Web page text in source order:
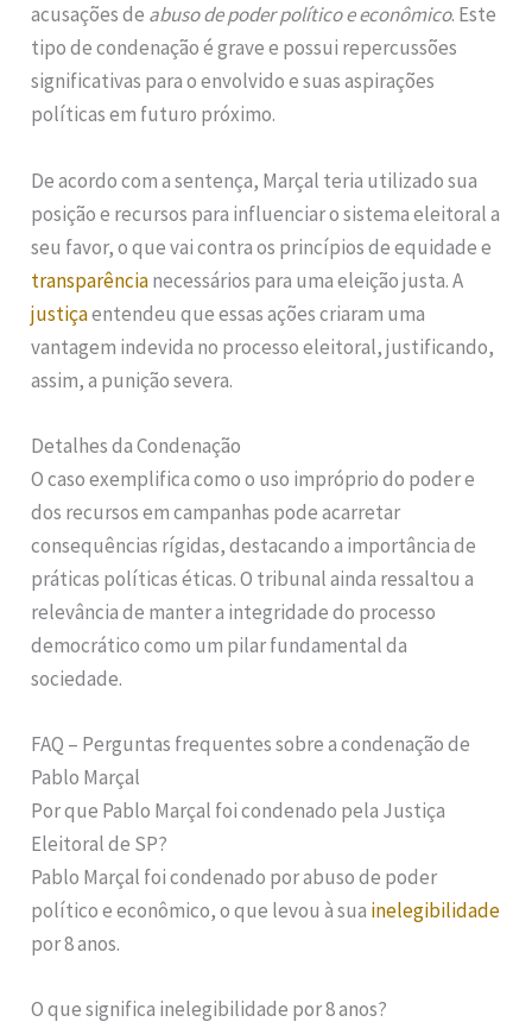
acusações de abuso de poder político e econômico. Este
tipo de condenação é grave e possui repercussões
significativas para o envolvido e suas aspirações
políticas em futuro próximo.
De acordo com a sentença, Marçal teria utilizado sua
posição e recursos para influenciar o sistema eleitoral a
seu favor, o que vai contra os princípios de equidade e
transparêncianecessários para uma eleição justa. A
justiçaentendeu que essas ações criaram uma
vantagem indevida no processo eleitoral, justificando,
assim, a punição severa.
Detalhes da Condenação
O caso exemplifica como o uso impróprio do poder e
dos recursos em campanhas pode acarretar
consequências rígidas, destacando a importância de
práticas políticas éticas. O tribunal ainda ressaltou a
relevância de manter a integridade do processo
democrático como um pilar fundamental da
sociedade.
FAQ – Perguntas frequentes sobre a condenação de
Pablo Marçal
Por que Pablo Marçal foi condenado pela Justiça
Eleitoral de SP?
Pablo Marçal foi condenado por abuso de poder
político e econômico, o que levou à sua inelegibilidade
por 8 anos.
O que significa inelegibilidade por 8 anos?